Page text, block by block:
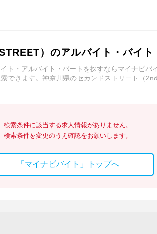
）のアルバイト・バイト
ト・アルバイト・パートを探すならマイナビ
できます。神奈川県のセカンドストリート（
検索条件に該当する求人情報がありません。
検索条件を変更のうえ確認をお願いします。
「マイナビバイト」トップへ